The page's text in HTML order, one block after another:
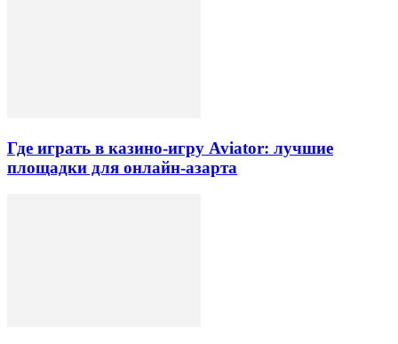
Где играть в казино-игру Aviator: лучшие
площадки для онлайн-азарта